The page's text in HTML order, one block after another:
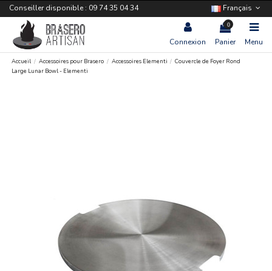
Conseiller disponible : 09 74 35 04 34 Français
Connexion
0
Panier Menu
Accueil Accessoires pour Brasero Accessoires Elementi
Couvercle de Foyer Rond
Large Lunar Bowl - Elementi